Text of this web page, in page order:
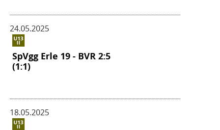
24.05.2025
SpVgg Erle 19 - BVR 2:5
(1:1)
18.05.2025